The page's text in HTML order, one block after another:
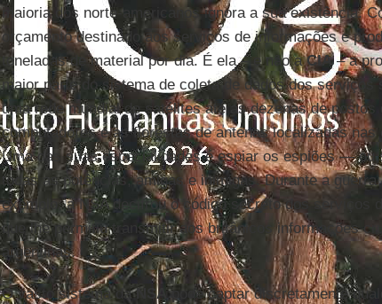
maioria dos norte-americanos ignora a sua existência.
orçamento destinado aos serviços de informações e
toneladas de material por dia. É ela – e não aCIA– a
maior parte do sistema de coleta de dados dos serviços
uma rede mundial de satélites até as dezenas de
computadores e as florestas de antenas localizadas
Uma das suas especialidades é espiar os espiões —
todas as potências, amigas e inimigas. Durante a
exemplo, a NSA decifrou o código secreto dos serviços
que lhe permitiu transmitir aos britânicos informações
argentinas.
O vasto sistema daNSApode captar discretamente